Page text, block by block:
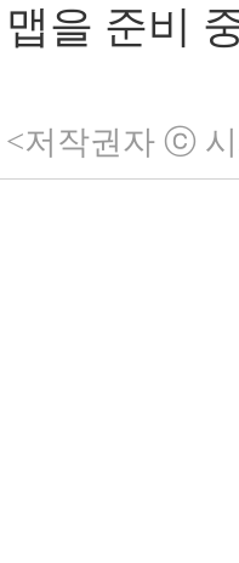
맵을 준비
<저작권자 ⓒ 시